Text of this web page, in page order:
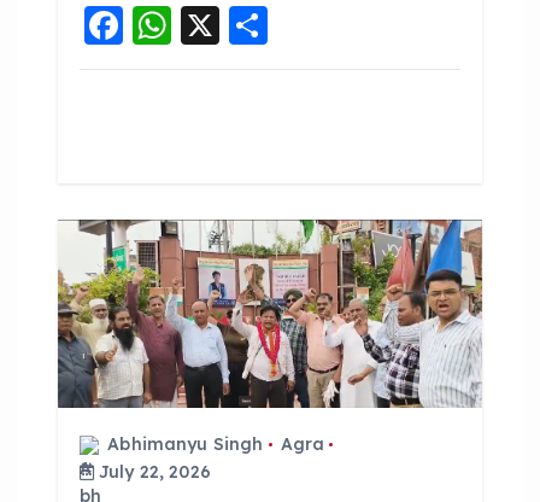
F
a
o
o
k
W
h
p
p
X S
h
Abhimanyu Singh
Agra
July 22, 2026